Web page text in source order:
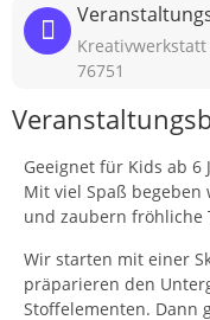
76751
Geeignet für Kids ab 6
Mit viel Spaß
und zaubern fröhliche
Wir starten mit einer
präparieren den
Stoffelementen. Dann